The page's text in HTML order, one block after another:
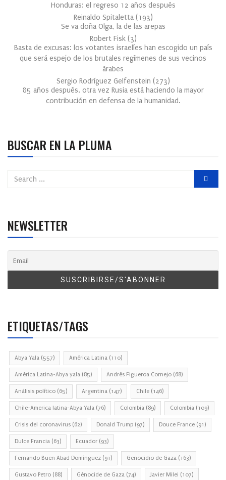
Honduras: el regreso 12 años después
Reinaldo Spitaletta (193)
Se va doña Olga, la de las arepas
Robert Fisk (3)
Basta de excusas: los votantes israelíes han escogido un país
que será espejo de los brutales regímenes de sus vecinos
árabes
Sergio Rodríguez Gelfenstein (273)
85 años después, otra vez Rusia está haciendo la mayor
contribución en defensa de la humanidad.
BUSCAR EN LA PLUMA
NEWSLETTER
ETIQUETAS/TAGS
Abya Yala (557) América Latina (110)
América Latina-Abya yala (85) Andrés Figueroa Cornejo (68)
Análisis político (65) Argentina (147) Chile (146)
Chile-America latina-Abya Yala (76) Colombia (89) Colombia (109)
Crisis del coronavirus (62) Donald Trump (97) Douce France (91)
Dulce Francia (63) Ecuador (93)
Fernando Buen Abad Domínguez (91) Genocidio de Gaza (163)
Gustavo Petro (88) Génocide de Gaza (74) Javier Milei (107)